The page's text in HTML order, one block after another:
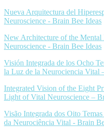
Nueva Arquitectura del
Neuroscience - Brain Bee Ideas
New Architecture of the Mental
Neuroscience - Brain Bee Ideas
Visión Integrada de los Ocho
la Luz de la Neurociencia Vital
Integrated Vision of the Eight
Light of Vital Neuroscience –
Visão Integrada dos Oito
da Neurociência Vital - Brain